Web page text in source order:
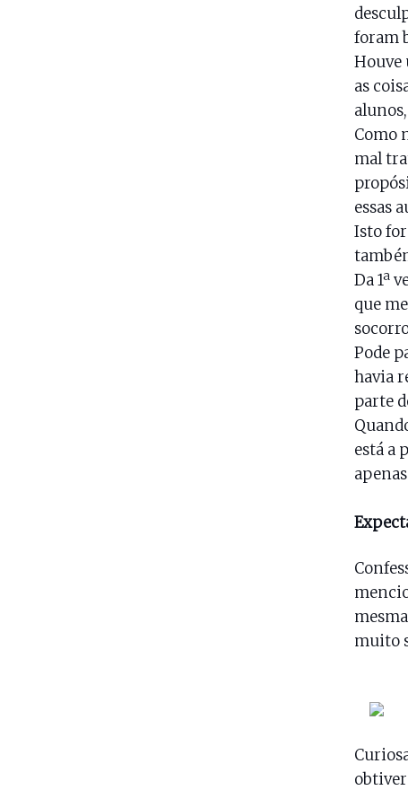
foram
Houve
as
Como
mal
essas
Isto
Da 1ª
que
Pode
havia
parte
está a
muito